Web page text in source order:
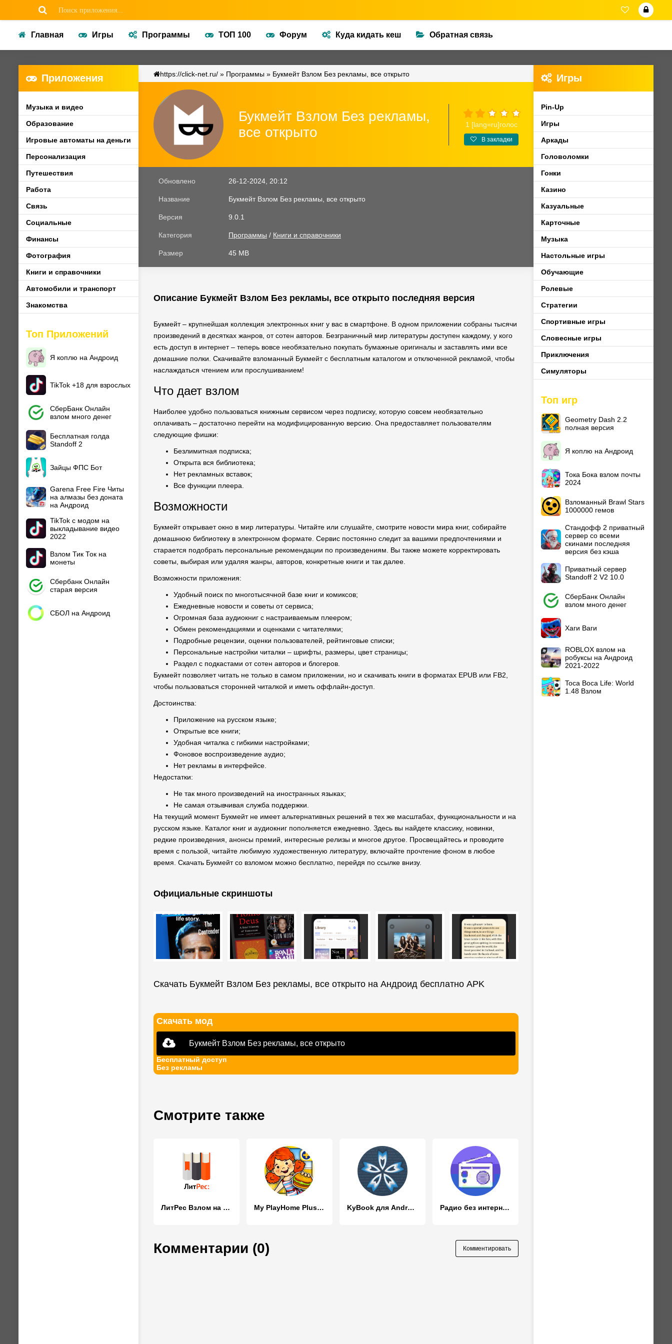
Главная Игры Программы ТОП 100 Форум Куда кидать кеш Обратная связь
Приложения
Музыка и видео
Образование
Игровые автоматы на деньги
Персонализация
Путешествия
Работа
Связь
Социальные
Финансы
Фотография
Книги и справочники
Автомобили и транспорт
Знакомства
Топ Приложений
Я коплю на Андроид
TikTok +18 для взрослых
СберБанк Онлайн
взлом много денег
Бесплатная голда
Standoff 2
Зайцы ФПС Бот
Garena Free Fire Читы
на алмазы без доната
на Андроид
TikTok с модом на
выкладывание видео
2022
Взлом Тик Ток на
монеты
Сбербанк Онлайн
старая версия
СБОЛ на Андроид
Игры
Pin-Up
Игры
Аркады
Головоломки
Гонки
Казино
Казуальные
Карточные
Музыка
Настольные игры
Обучающие
Ролевые
Стратегии
Спортивные игры
Словесные игры
Приключения
Симуляторы
Топ игр
Geometry Dash 2.2
полная версия
Я коплю на Андроид
Тока Бока взлом почты
2024
Взломанный Brawl Stars
1000000 гемов
Стандофф 2 приватный
сервер со всеми
скинами последняя
версия без кэша
Приватный сервер
Standoff 2 V2 10.0
СберБанк Онлайн
взлом много денег
Хаги Ваги
ROBLOX взлом на
робуксы на Андроид
2021-2022
Toca Boca Life: World
1.48 Взлом
https://click-net.ru/ » Программы » Букмейт Взлом Без рекламы, все открыто
NEW
Букмейт Взлом Без рекламы,
все открыто
1 [lang=ru]голос
В закладки
Обновлено 26-12-2024, 20:12
Название Букмейт Взлом Без рекламы, все открыто
Версия 9.0.1
Категория Программы / Книги и справочники
Размер 45 MB
Описание Букмейт Взлом Без рекламы, все открыто последняя версия
Букмейт – крупнейшая коллекция электронных книг у вас в смартфоне. В одном приложении собраны тысячи
произведений в десятках жанров, от сотен авторов. Безграничный мир литературы доступен каждому, у кого
есть доступ в интернет – теперь вовсе необязательно покупать бумажные оригиналы и заставлять ими все
домашние полки. Скачивайте взломанный Букмейт с бесплатным каталогом и отключенной рекламой, чтобы
наслаждаться чтением или прослушиванием!
Что дает взлом
Наиболее удобно пользоваться книжным сервисом через подписку, которую совсем необязательно
оплачивать – достаточно перейти на модифицированную версию. Она предоставляет пользователям
следующие фишки:
Безлимитная подписка;
Открыта вся библиотека;
Нет рекламных вставок;
Все функции плеера.
Возможности
Букмейт открывает окно в мир литературы. Читайте или слушайте, смотрите новости мира книг, собирайте
домашнюю библиотеку в электронном формате. Сервис постоянно следит за вашими предпочтениями и
старается подобрать персональные рекомендации по произведениям. Вы также можете корректировать
советы, выбирая или удаляя жанры, авторов, конкретные книги и так далее.
Возможности приложения:
Удобный поиск по многотысячной базе книг и комиксов;
Ежедневные новости и советы от сервиса;
Огромная база аудиокниг с настраиваемым плеером;
Обмен рекомендациями и оценками с читателями;
Подробные рецензии, оценки пользователей, рейтинговые списки;
Персональные настройки читалки – шрифты, размеры, цвет страницы;
Раздел с подкастами от сотен авторов и блогеров.
Букмейт позволяет читать не только в самом приложении, но и скачивать книги в форматах EPUB или FB2,
чтобы пользоваться сторонней читалкой и иметь оффлайн-доступ.
Достоинства:
Приложение на русском языке;
Открытые все книги;
Удобная читалка с гибкими настройками;
Фоновое воспроизведение аудио;
Нет рекламы в интерфейсе.
Недостатки:
Не так много произведений на иностранных языках;
Не самая отзывчивая служба поддержки.
На текущий момент Букмейт не имеет альтернативных решений в тех же масштабах, функциональности и на
русском языке. Каталог книг и аудиокниг пополняется ежедневно. Здесь вы найдете классику, новинки,
редкие произведения, анонсы премий, интересные релизы и многое другое. Просвещайтесь и проводите
время с пользой, читайте любимую художественную литературу, включайте прочтение фоном в любое
время. Скачать Букмейт со взломом можно бесплатно, перейдя по ссылке внизу.
Официальные скриншоты
Скачать Букмейт Взлом Без рекламы, все открыто на Андроид бесплатно APK
Скачать мод
Букмейт Взлом Без рекламы, все открыто
Бесплатный доступ
Без рекламы
Смотрите также
ЛитРес Взлом на Андроид My PlayHome Plus все открыто на Андроид KyBook для Аndroid Радио без интернета для мобильных устройств Андроид – 5 самых лучших приложений
Комментарии (0) Комментировать